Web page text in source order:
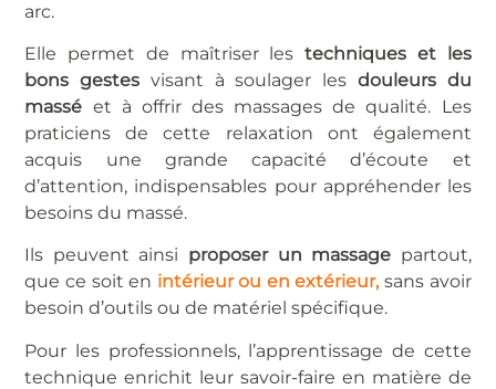
arc.
Elle permet de maîtriser les techniques et les
bons gestes visant à soulager les douleurs du
massé et à offrir des massages de qualité. Les
praticiens de cette relaxation ont également
acquis une grande capacité d’écoute et
d’attention, indispensables pour appréhender les
besoins du massé.
Ils peuvent ainsi proposer un massage partout,
que ce soit en intérieur ou en extérieur,sans avoir
besoin d’outils ou de matériel spécifique.
Pour les professionnels, l’apprentissage de cette
technique enrichit leur savoir-faire en matière de